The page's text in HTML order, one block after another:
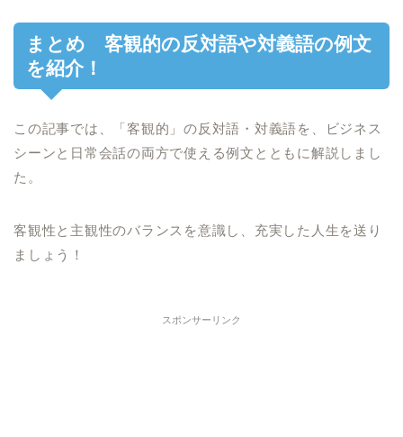
まとめ 客観的の反対語や対義語の例文
を紹介！
この記事では、「客観的」の反対語・対義語を、ビジネス
シーンと日常会話の両方で使える例文とともに解説しまし
た。
客観性と主観性のバランスを意識し、充実した人生を送り
ましょう！
スポンサーリンク